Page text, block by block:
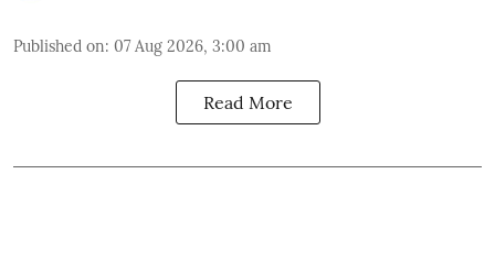
Published on: 07 Aug 2026, 3:00 am
Read More